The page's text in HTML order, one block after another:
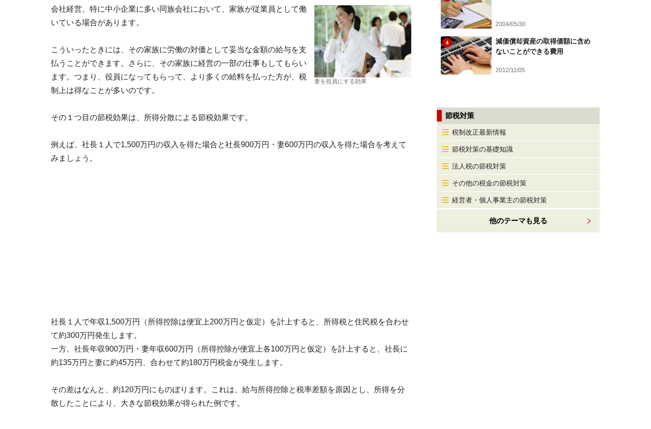
妻を役員にする効果
会社経営、特に中小企業に多い同族会社において、家族が従業員として働
いている場合があります。
こういったときには、その家族に労働の対価として妥当な金額の給与を支
払うことができます。さらに、その家族に経営の一部の仕事もしてもらい
ます。つまり、役員になってもらって、より多くの給料を払った方が、税
制上は得なことが多いのです。
その１つ目の節税効果は、所得分散による節税効果です。
例えば、社長１人で1,500万円の収入を得た場合と社長900万円・妻600万円の収入を得た場合を考えて
みましょう。
社長１人で年収1,500万円（所得控除は便宜上200万円と仮定）を計上すると、所得税と住民税を合わせ
て約300万円発生します。
一方、社長年収900万円・妻年収600万円（所得控除が便宜上各100万円と仮定）を計上すると、社長に
約135万円と妻に約45万円、合わせて約180万円税金が発生します。
その差はなんと、約120万円にものぼります。これは、給与所得控除と税率差額を原因とし、所得を分
散したことにより、大きな節税効果が得られた例です。
2004/05/30
4
減価償却資産の取得価額に含め
ないことができる費用
2012/11/05
節税対策
税制改正最新情報
節税対策の基礎知識
法人税の節税対策
その他の税金の節税対策
経営者・個人事業主の節税対策
他のテーマも見る